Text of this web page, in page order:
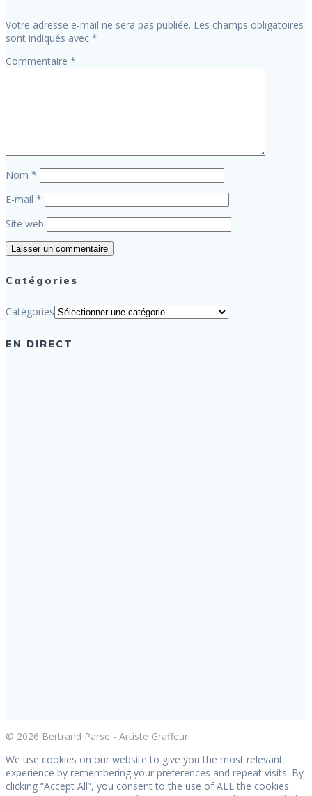
Votre adresse e-mail ne sera pas publiée. Les champs obligatoires
sont indiqués avec *
Commentaire *
Nom *
E-mail *
Site web
Catégories
Catégories
EN DIRECT
© 2026 Bertrand Parse - Artiste Graffeur.
We use cookies on our website to give you the most relevant
experience by remembering your preferences and repeat visits. By
clicking “Accept All”, you consent to the use of ALL the cookies.